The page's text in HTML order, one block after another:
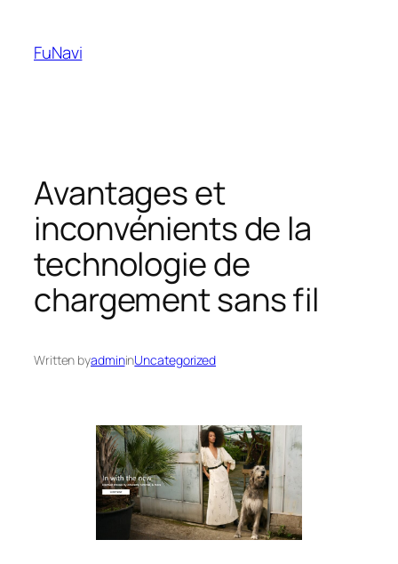
content
FuNavi
Avantages et
inconvénients de la
technologie de
chargement sans fil
Written byadmininUncategorized